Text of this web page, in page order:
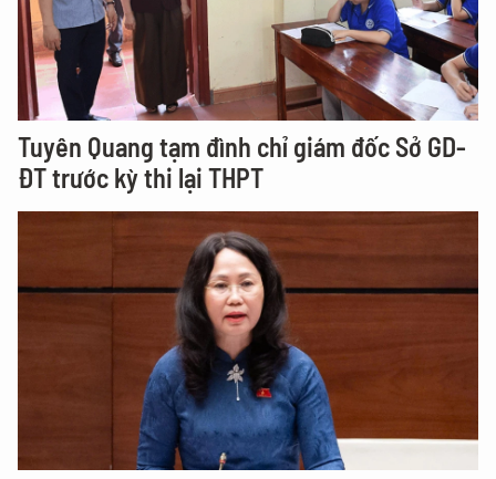
Tuyên Quang tạm đình chỉ giám đốc Sở GD-
ĐT trước kỳ thi lại THPT